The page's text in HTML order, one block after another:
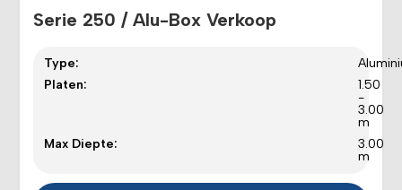
Serie 250 / Alu-Box Verkoop
Type:
Platen:
1.50
-
3.00
m
Max Diepte:
3.00
m